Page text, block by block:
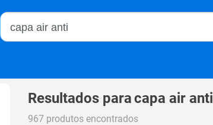
Buscar no Magalu
Resultados paracapa air anti
967 produtos encontrados